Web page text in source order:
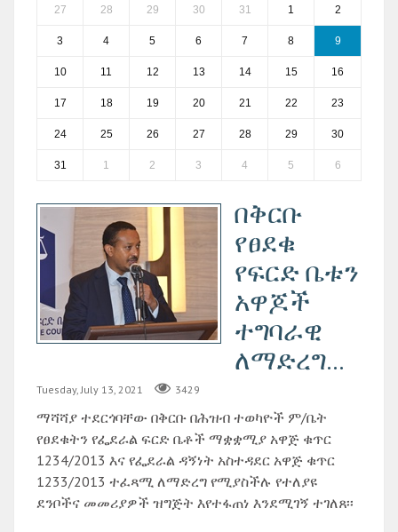
27 28 29 30 31 1 2
3 4 5 6 7 8 9
10 11 12 13 14 15 16
17 18 19 20 21 22 23
24 25 26 27 28 29 30
31 1 2 3 4 5 6
በቅርቡ
የፀደቁ
የፍርድ ቤቱን
አዋጆች
ተግባራዊ
ለማድረግ...
Tuesday, July 13, 2021 3429
ማሻሻያ ተደርጎባቸው በቅርቡ በሕዝብ ተወካዮች ም/ቤት
የፀደቁትን የፌደራል ፍርድ ቤቶች ማቋቋሚያ አዋጅ ቁጥር
1234/2013 እና የፌደራል ዳኝነት አስተዳደር አዋጅ ቁጥር
1233/2013 ተፈጻሚ ለማድረግ የሚያስችሉ የተለያዩ
ደንቦችና መመሪያዎች ዝግጅት እየተፋጠነ እንደሚገኝ ተገለጸ፡፡